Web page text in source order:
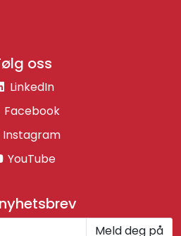
Meld deg på
oss
LinkedIn
Facebook
Instagram
YouTube